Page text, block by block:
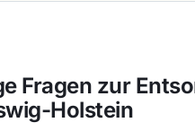
Fragen zur
Holstein